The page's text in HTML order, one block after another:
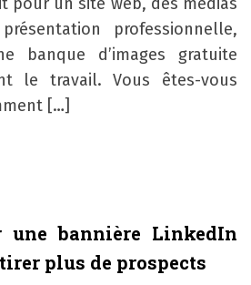
professionnelle,
banque d’images gratuite
le travail. Vous êtes-vous
[…]
une bannière LinkedIn
plus de prospects